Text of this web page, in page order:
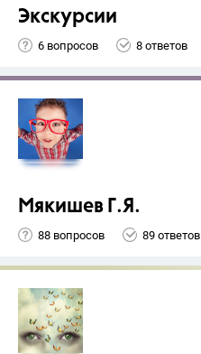
Экскурсии
6 вопросов 8 ответов
Мякишев Г.Я.
88 вопросов 89 ответов